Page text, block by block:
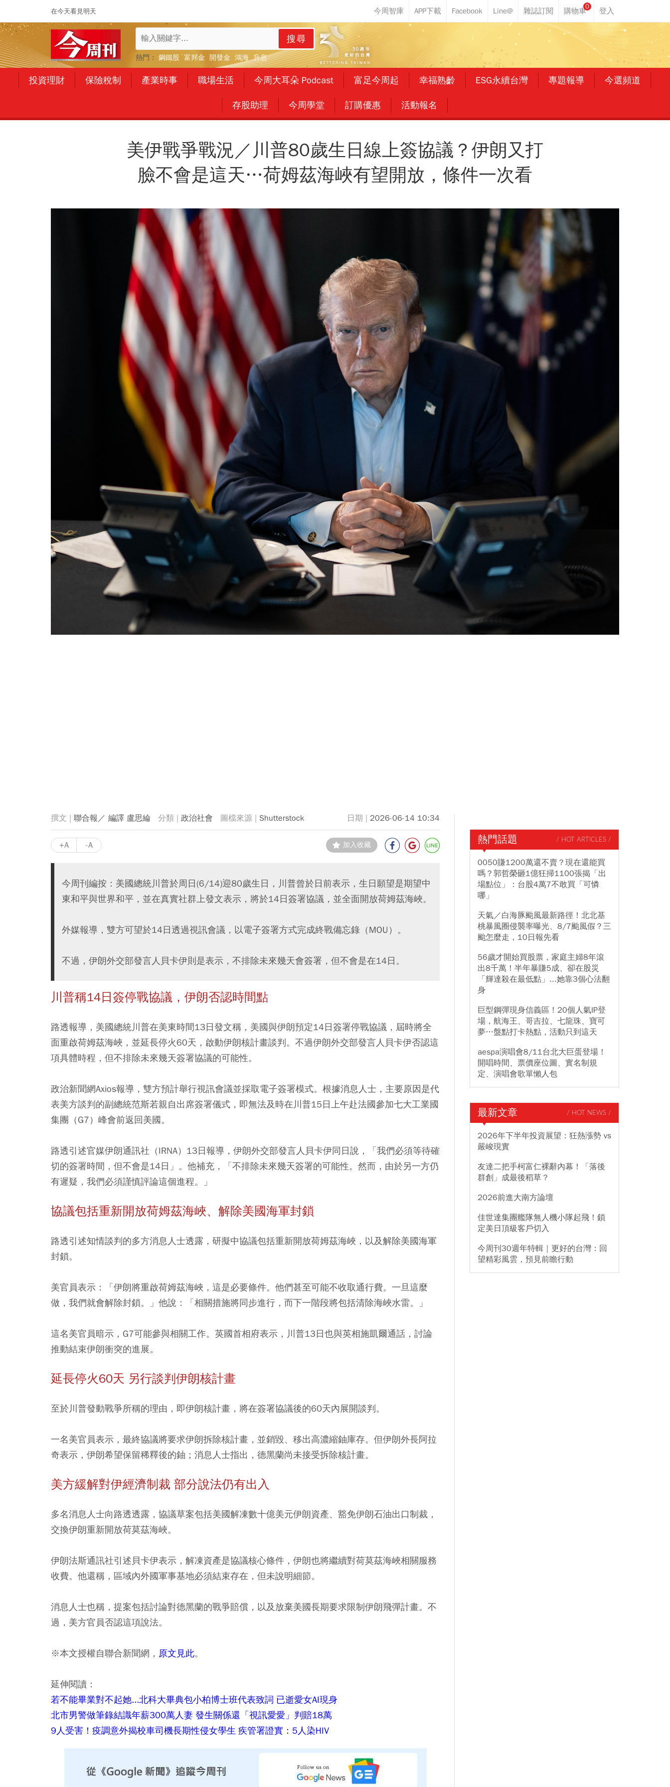
在今天看見明天
0
搜尋
熱門： 鋼鐵股 富邦金 開發金 鴻海 升息
投資理財 保險稅制 產業時事 職場生活 今周大耳朵 Podcast 富足今周起 幸福熟齡 ESG永續台灣 專題報導 今選頻道
存股助理 今周學堂 訂購優惠 活動報名
美伊戰爭戰況／川普80歲生日線上簽協議？伊朗又打
臉不會是這天…荷姆茲海峽有望開放，條件一次看
聯合報／ 編譯 盧思綸 政治社會 Shutterstock 2026-06-14 10:34
+A -A 加入收藏
今周刊編按：美國總統川普於周日(6/14)迎80歲生日，川普曾於日前表示，生日願望是期望中
東和平與世界和平，並在真實社群上發文表示，將於14日簽署協議，並全面開放荷姆茲海峽。
外媒報導，雙方可望於14日透過視訊會議，以電子簽署方式完成終戰備忘錄（MOU）。
不過，伊朗外交部發言人貝卡伊則是表示，不排除未來幾天會簽署，但不會是在14日。
川普稱14日簽停戰協議，伊朗否認時間點
路透報導，美國總統川普在美東時間13日發文稱，美國與伊朗預定14日簽署停戰協議，屆時將全
面重啟荷姆茲海峽，並延長停火60天，啟動伊朗核計畫談判。不過伊朗外交部發言人貝卡伊否認這
項具體時程，但不排除未來幾天簽署協議的可能性。
政治新聞網Axios報導，雙方預計舉行視訊會議並採取電子簽署模式。根據消息人士，主要原因是代
表美方談判的副總統范斯若親自出席簽署儀式，即無法及時在川普15日上午赴法國參加七大工業國
集團（G7）峰會前返回美國。
路透引述官媒伊朗通訊社（IRNA）13日報導，伊朗外交部發言人貝卡伊同日說，「我們必須等待確
切的簽署時間，但不會是14日」。他補充，「不排除未來幾天簽署的可能性。然而，由於另一方仍
有遲疑，我們必須謹慎評論這個進程。」
協議包括重新開放荷姆茲海峽、解除美國海軍封鎖
路透引述知情談判的多方消息人士透露，研擬中協議包括重新開放荷姆茲海峽，以及解除美國海軍
封鎖。
美官員表示：「伊朗將重啟荷姆茲海峽，這是必要條件。他們甚至可能不收取通行費。一旦這麼
做，我們就會解除封鎖。」他說：「相關措施將同步進行，而下一階段將包括清除海峽水雷。」
這名美官員暗示，G7可能參與相關工作。英國首相府表示，川普13日也與英相施凱爾通話，討論
推動結束伊朗衝突的進展。
延長停火60天 另行談判伊朗核計畫
至於川普發動戰爭所稱的理由，即伊朗核計畫，將在簽署協議後的60天內展開談判。
一名美官員表示，最終協議將要求伊朗拆除核計畫，並銷毀、移出高濃縮鈾庫存。但伊朗外長阿拉
奇表示，伊朗希望保留稀釋後的鈾；消息人士指出，德黑蘭尚未接受拆除核計畫。
美方緩解對伊經濟制裁 部分說法仍有出入
多名消息人士向路透透露，協議草案包括美國解凍數十億美元伊朗資產、豁免伊朗石油出口制裁，
交換伊朗重新開放荷莫茲海峽。
伊朗法斯通訊社引述貝卡伊表示，解凍資產是協議核心條件，伊朗也將繼續對荷莫茲海峽相關服務
收費。他還稱，區域內外國軍事基地必須結束存在，但未說明細節。
消息人士也稱，提案包括討論對德黑蘭的戰爭賠償，以及放棄美國長期要求限制伊朗飛彈計畫。不
過，美方官員否認這項說法。
※本文授權自聯合新聞網， 原文見此。
延伸閱讀：
若不能畢業對不起她...北科大畢典包小柏博士班代表致詞 已逝愛女AI現身
北市男警做筆錄結識年薪300萬人妻 發生關係還「視訊愛愛」判賠18萬
9人受害！疫調意外揭校車司機長期性侵女學生 疾管署證實：5人染HIV
熱門話題 / HOT ARTICLES /
0050賺1200萬還不賣？現在還能買
嗎？郭哲榮砸1億狂掃1100張揭「出
場點位」：台股4萬7不敢買「可憐
哪」
天氣／白海豚颱風最新路徑！北北基
桃暴風圈侵襲率曝光、8/7颱風假？三
颱怎麼走，10日報先看
56歲才開始買股票，家庭主婦8年滾
出8千萬！半年暴賺5成、卻在股災
「輝達殺在最低點」...她靠3個心法翻
身
巨型鋼彈現身信義區！20個人氣IP登
場，航海王、哥吉拉、七龍珠、寶可
夢…盤點打卡熱點，活動只到這天
aespa演唱會8/11台北大巨蛋登場！
開唱時間、票價座位圖、實名制規
定、演唱會歌單懶人包
最新文章 / HOT NEWS /
2026年下半年投資展望：狂熱漲勢 vs
嚴峻現實
友達二把手柯富仁裸辭內幕！「落後
群創」成最後稻草？
2026前進大南方論壇
佳世達集團艦隊無人機小隊起飛！鎖
定美日頂級客戶切入
今周刊30週年特輯｜更好的台灣：回
望精彩風雲，預見前瞻行動